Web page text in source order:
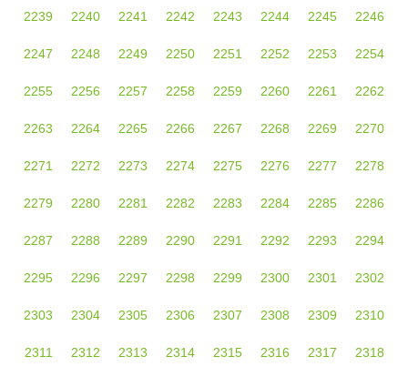
2239 2240 2241 2242 2243 2244 2245 2246
2247 2248 2249 2250 2251 2252 2253 2254
2255 2256 2257 2258 2259 2260 2261 2262
2263 2264 2265 2266 2267 2268 2269 2270
2271 2272 2273 2274 2275 2276 2277 2278
2279 2280 2281 2282 2283 2284 2285 2286
2287 2288 2289 2290 2291 2292 2293 2294
2295 2296 2297 2298 2299 2300 2301 2302
2303 2304 2305 2306 2307 2308 2309 2310
2311 2312 2313 2314 2315 2316 2317 2318